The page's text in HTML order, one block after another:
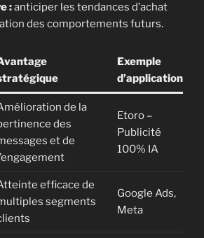
:anticiper les tendances d’achat
des comportements futurs.
Exemple
d’application
de la
des
et de
Etoro –
Publicité
100% IA
efficace de
segments
Google Ads,
Meta